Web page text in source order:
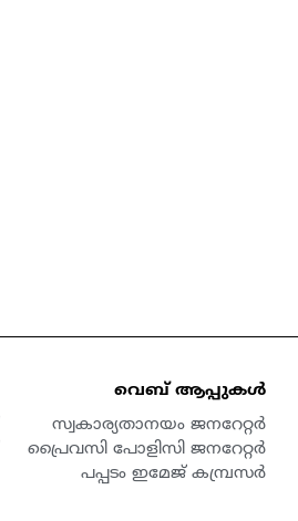
വെബ് ആപ്പുകൾ
സ്വകാര്യതാനയം ജനറേറ്റർ
പ്രൈവസി പോളിസി ജനറേറ്റർ
പപ്പടം ഇമേജ് കമ്പ്രസർ